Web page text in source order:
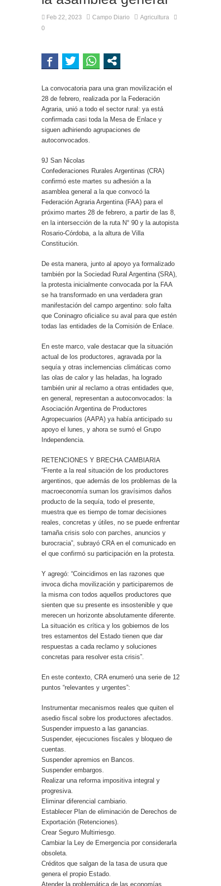
Feb 22, 2023 Campo Diario
Agricultura
0
La convocatoria para una gran movilización el
28 de febrero, realizada por la Federación
Agraria, unió a todo el sector rural: ya está
confirmada casi toda la Mesa de Enlace y
siguen adhiriendo agrupaciones de
autoconvocados.
9J San Nicolas
Confederaciones Rurales Argentinas (CRA)
confirmó este martes su adhesión a la
asamblea general a la que convocó la
Federación Agraria Argentina (FAA) para el
próximo martes 28 de febrero, a partir de las 8,
en la intersección de la ruta N° 90 y la autopista
Rosario-Córdoba, a la altura de Villa
Constitución.
De esta manera, junto al apoyo ya formalizado
también por la Sociedad Rural Argentina (SRA),
la protesta inicialmente convocada por la FAA
se ha transformado en una verdadera gran
manifestación del campo argentino: solo falta
que Coninagro oficialice su aval para que estén
todas las entidades de la Comisión de Enlace.
En este marco, vale destacar que la situación
actual de los productores, agravada por la
sequía y otras inclemencias climáticas como
las olas de calor y las heladas, ha logrado
también unir al reclamo a otras entidades que,
en general, representan a autoconvocados: la
Asociación Argentina de Productores
Agropecuarios (AAPA) ya había anticipado su
apoyo el lunes, y ahora se sumó el Grupo
Independencia.
RETENCIONES Y BRECHA CAMBIARIA
“Frente a la real situación de los productores
argentinos, que además de los problemas de la
macroeconomía suman los gravísimos daños
producto de la sequía, todo el presente,
muestra que es tiempo de tomar decisiones
reales, concretas y útiles, no se puede enfrentar
tamaña crisis solo con parches, anuncios y
burocracia”, subrayó CRA en el comunicado en
el que confirmó su participación en la protesta.
Y agregó: “Coincidimos en las razones que
invoca dicha movilización y participaremos de
la misma con todos aquellos productores que
sienten que su presente es insostenible y que
merecen un horizonte absolutamente diferente.
La situación es crítica y los gobiernos de los
tres estamentos del Estado tienen que dar
respuestas a cada reclamo y soluciones
concretas para resolver esta crisis”.
En este contexto, CRA enumeró una serie de 12
puntos “relevantes y urgentes”:
Instrumentar mecanismos reales que quiten el
asedio fiscal sobre los productores afectados.
Suspender impuesto a las ganancias.
Suspender, ejecuciones fiscales y bloqueo de
cuentas.
Suspender apremios en Bancos.
Suspender embargos.
Realizar una reforma impositiva integral y
progresiva.
Eliminar diferencial cambiario.
Establecer Plan de eliminación de Derechos de
Exportación (Retenciones).
Crear Seguro Multirriesgo.
Cambiar la Ley de Emergencia por considerarla
obsoleta.
Créditos que salgan de la tasa de usura que
genera el propio Estado.
Atender la problemática de las economías